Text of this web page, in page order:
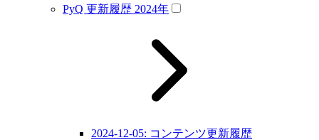
PyQ 更新履歴 2024年
2024-12-05: コンテンツ更新履歴